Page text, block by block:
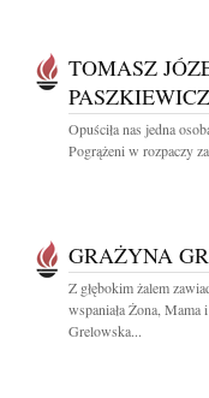
TOMASZ
PASZKIEWICZ
Opuściła nas jedna
Pogrążeni w rozpaczy
GRAŻYNA
Z głębokim żalem
wspaniała Żona, Mama
Grelowska...